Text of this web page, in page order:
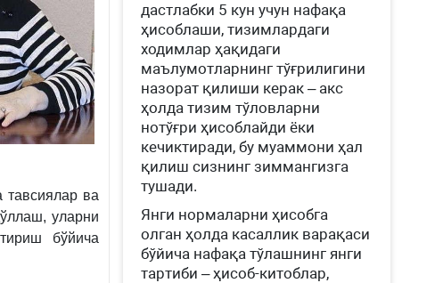
тавсиялар ва
уларни
бўйича
дастлабки 5 кун учун нафақа
ҳисоблаши, тизимлардаги
ходимлар ҳақидаги
маълумотларнинг тўғрилигини
назорат қилиши керак – акс
ҳолда тизим тўловларни
нотўғри ҳисоблайди ёки
кечиктиради, бу муаммони ҳал
қилиш сизнинг зиммангизга
тушади.
Янги нормаларни ҳисобга
олган ҳолда касаллик варақаси
бўйича нафақа тўлашнинг янги
тартиби – ҳисоб-китоблар,